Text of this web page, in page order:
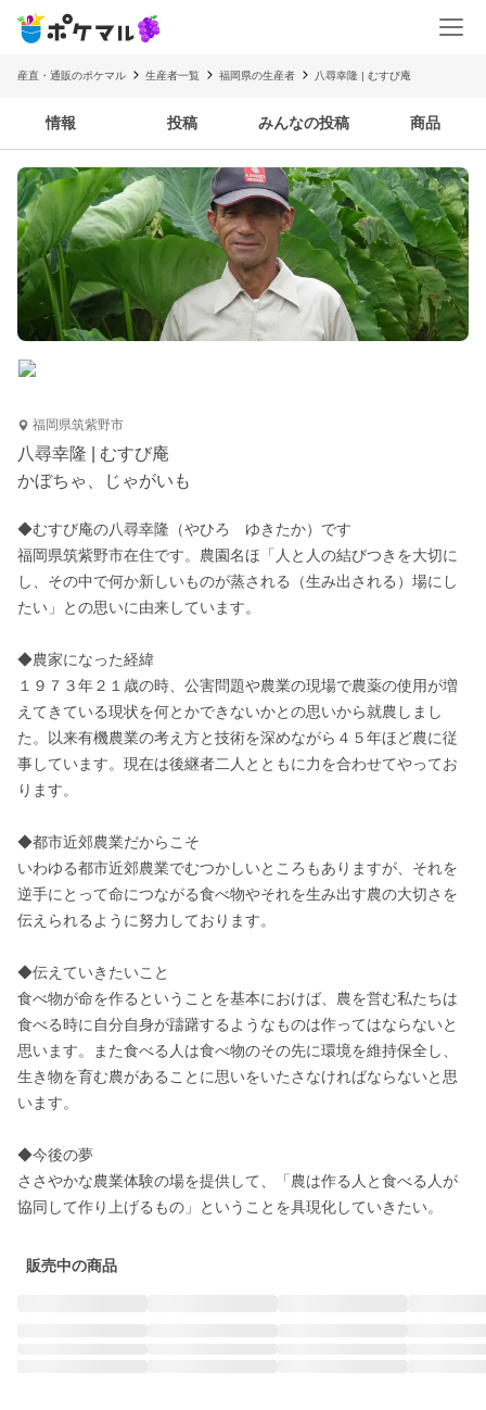
産直・通販のポケマル 生産者一覧 福岡県の生産者 八尋幸隆 | むすび庵
情報 投稿 みんなの投稿 商品
福岡県筑紫野市
八尋幸隆 | むすび庵
かぼちゃ、じゃがいも
◆むすび庵の八尋幸隆（やひろ　ゆきたか）です
福岡県筑紫野市在住です。農園名ほ「人と人の結びつきを大切に
し、その中で何か新しいものが蒸される（生み出される）場にし
たい」との思いに由来しています。
◆農家になった経緯
１９７３年２１歳の時、公害問題や農業の現場で農薬の使用が増
えてきている現状を何とかできないかとの思いから就農しまし
た。以来有機農業の考え方と技術を深めながら４５年ほど農に従
事しています。現在は後継者二人とともに力を合わせてやってお
ります。
◆都市近郊農業だからこそ
いわゆる都市近郊農業でむつかしいところもありますが、それを
逆手にとって命につながる食べ物やそれを生み出す農の大切さを
伝えられるように努力しております。
◆伝えていきたいこと
食べ物が命を作るということを基本におけば、農を営む私たちは
食べる時に自分自身が躊躇するようなものは作ってはならないと
思います。また食べる人は食べ物のその先に環境を維持保全し、
生き物を育む農があることに思いをいたさなければならないと思
います。
◆今後の夢
ささやかな農業体験の場を提供して、「農は作る人と食べる人が
協同して作り上げるもの」ということを具現化していきたい。
販売中の商品